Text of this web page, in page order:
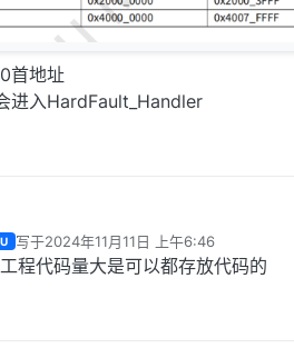
首地址
进入HardFault_Handler
写于2024年11月11日 上午6:46
最后由 编辑
程代码量大是可以都存放代码的